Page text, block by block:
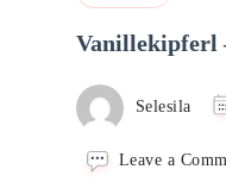
Vanillekipferl
Selesila
Leave a